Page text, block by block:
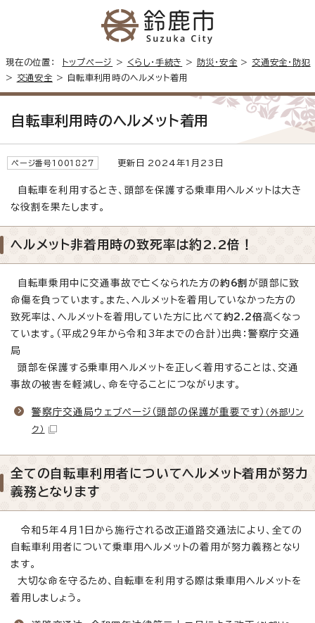
現在の位置： トップページ > くらし・手続き > 防災・安全 > 交通安全・防犯
>
交通安全 > 自転車利用時のヘルメット着用
自転車利用時のヘルメット着用
ページ番号1001827 更新日 2024年1月23日
自転車を利用するとき、頭部を保護する乗車用ヘルメットは大き
な役割を果たします。
ヘルメット非着用時の致死率は約2.2倍！
自転車乗用中に交通事故で亡くなられた方の約6割 が頭部に致
命傷を負っています。また、ヘルメットを着用していなかった方の
致死率は、ヘルメットを着用していた方に比べて約2.2倍高くなっ
ています。（平成29年から令和3年までの合計）出典：警察庁交通
局
頭部を保護する乗車用ヘルメットを正しく着用することは、交通
事故の被害を軽減し、命を守ることにつながります。
警察庁交通局ウェブページ（頭部の保護が重要です） （外部リン
ク）
全ての自転車利用者についてヘルメット着用が努力
義務となります
令和5年4月1日から施行される改正道路交通法により、全ての
自転車利用者について乗車用ヘルメットの着用が努力義務となり
ます。
大切な命を守るため、自転車を利用する際は乗車用ヘルメットを
着用しましょう。